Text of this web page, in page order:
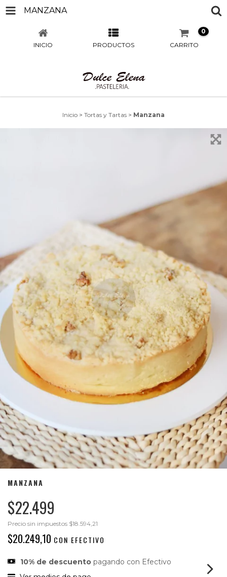
MANZANA
INICIO PRODUCTOS CARRITO
0
Inicio > Tortas y Tartas > Manzana
MANZANA
$22.499
Precio sin impuestos $18.594,21
$20.249,10 CON EFECTIVO
10% de descuento pagando con Efectivo